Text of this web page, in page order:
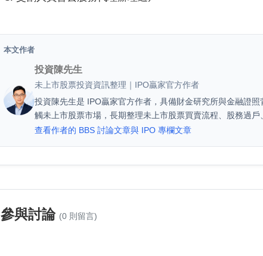
本文作者
投資陳先生
未上市股票投資資訊整理｜IPO贏家官方作者
投資陳先生是 IPO贏家官方作者，具備財金研究所與金融證
觸未上市股票市場，長期整理未上市股票買賣流程、股務過
查看作者的 BBS 討論文章與 IPO 專欄文章
參與討論 (0 則留言)